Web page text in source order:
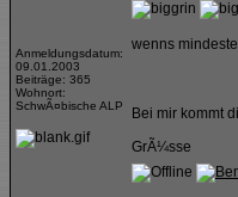
Anmeldungsdatum:
09.01.2003
Beiträge: 365
Wohnort:
SchwÃ¤bische ALP
wenns
Bei mir kommt
GrÃ¼sse